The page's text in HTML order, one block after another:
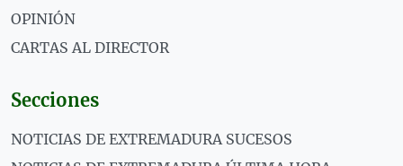
OPINIÓN
CARTAS AL DIRECTOR
Secciones
NOTICIAS DE EXTREMADURA SUCESOS